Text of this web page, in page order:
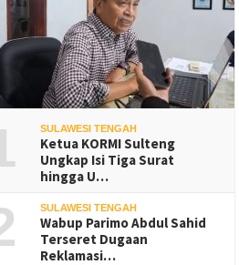
Ini Kegiatan
di Balik
di Rakor
11 Agustus 2025
KPK Akan Update
SULAWESI TENGAH
Ketua KORMI Sulteng
Ungkap Isi Tiga Surat
hingga U…
SULAWESI TENGAH
Wabup Parimo Abdul Sahid
Terseret Dugaan
Reklamasi…